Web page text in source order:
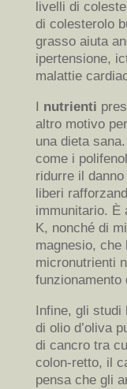
livelli di
di colesterolo
grasso aiuta
ipertensione,
malattie
nutrienti
altro motivo
una dieta
come i
ridurre il
liberi
immunitario. È
K, nonché di
magnesio, che
micronutrienti
funzionamento
Infine, gli
di olio d’oliva
di cancro tra
colon-retto, il
pensa che gli